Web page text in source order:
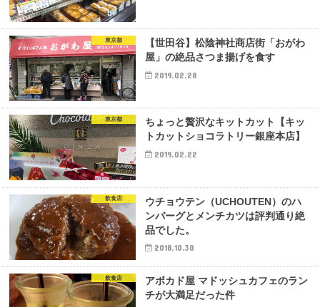
東京都
【世田谷】松陰神社商店街「おがわ
屋」の絶品さつま揚げを食す
2019.02.28
東京都
ちょっと贅沢なキットカット【キッ
トカットショコラトリー銀座本店】
2019.02.22
飲食店
ウチョウテン（UCHOUTEN）のハ
ンバーグとメンチカツは評判通り絶
品でした。
2018.10.30
飲食店
アボカド屋 マドッシュカフェのラン
チが大満足だった件